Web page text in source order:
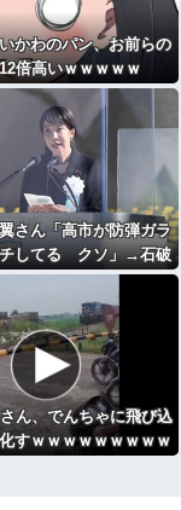
いかわのパン、お前らの
倍高いｗｗｗｗｗ
さん「高市が防弾ガラ
チしてる クソ」→石破
もしていた
さん、でんちゃに飛び込
すｗｗｗｗｗｗｗｗｗ